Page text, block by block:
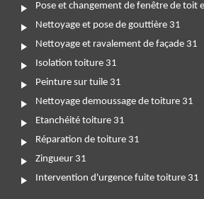
Pose et changement de fenêtre de toit
Nettoyage et pose de gouttière 31
Nettoyage et ravalement de façade 31
Isolation toiture 31
Peinture sur tuile 31
Nettoyage demoussage de toiture 31
Etanchéité toiture 31
Réparation de toiture 31
Zingueur 31
Intervention d'urgence fuite toiture 31